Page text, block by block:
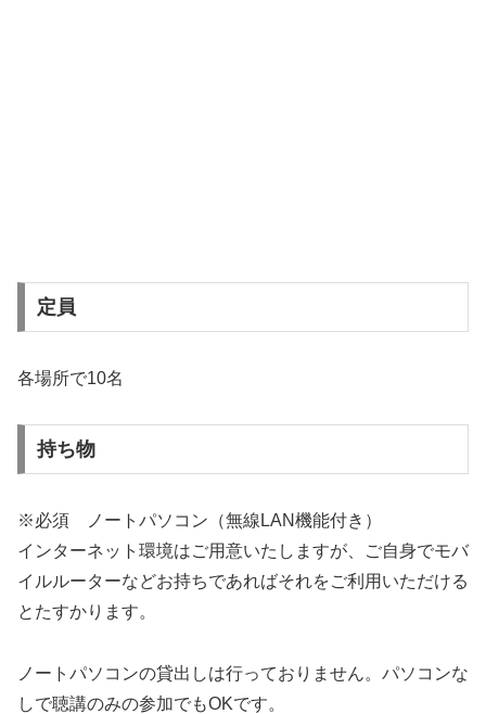
定員
各場所で10名
持ち物
※必須 ノートパソコン（無線LAN機能付き）
インターネット環境はご用意いたしますが、ご自身でモバ
イルルーターなどお持ちであればそれをご利用いただける
とたすかります。
ノートパソコンの貸出しは行っておりません。パソコンな
しで聴講のみの参加でもOKです。